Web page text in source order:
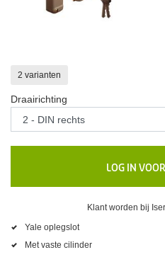
2 varianten
Draairichting
LOG IN
Klant worden bij
Yale oplegslot
Met vaste cilinder